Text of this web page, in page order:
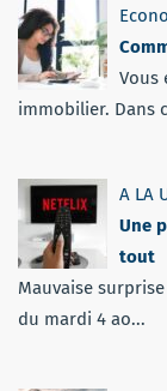
Vous
immobilier. Dans
A LA
Une
tout
Mauvaise
du mardi 4 ao...